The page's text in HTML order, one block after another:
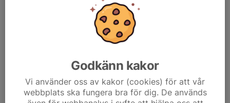
Töm papperskorgar, sätt upp plastpåsar och papper.
Påfyllningsmaterial finns i städskrubben.Ni får gärna ta
med er avfallet. Om inte det går, så tömmer SAIK det
hopsamlade avfallet av kompost resp övrigt. Ställ
säckar th om utgången inomhus.
Rutin
Godkänn kakor
Vi använder oss av kakor (cookies) för att vår
webbplats ska fungera bra för dig. De används